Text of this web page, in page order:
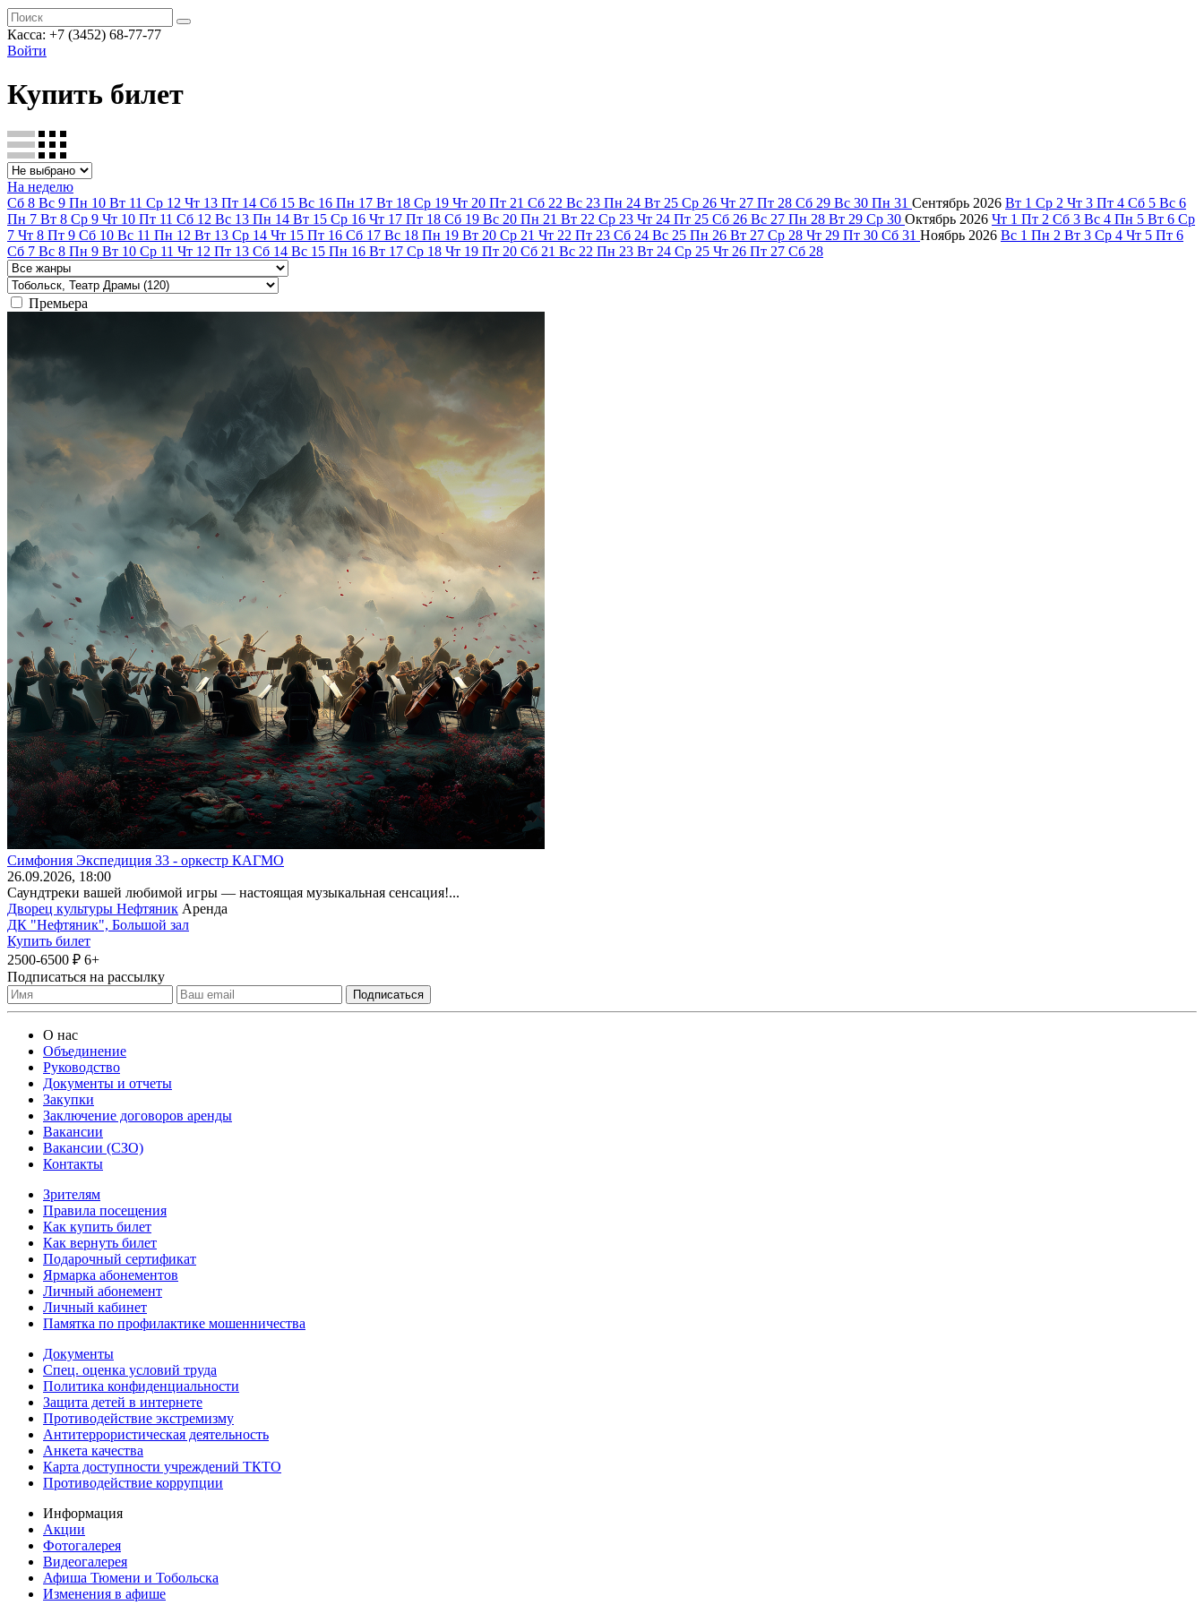
Касса: +7 (3452) 68-77-77
Войти
Купить билет
На неделю
Сб 8 Вс 9 Пн 10 Вт 11 Ср 12 Чт 13 Пт 14 Сб 15 Вс 16 Пн 17 Вт 18 Ср 19 Чт 20 Пт 21 Сб 22 Вс 23 Пн 24 Вт 25 Ср 26 Чт 27 Пт 28 Сб 29 Вс 30 Пн 31 Сентябрь 2026 Вт 1 Ср 2 Чт 3 Пт 4 Сб 5 Вс 6
Пн 7 Вт 8 Ср 9 Чт 10 Пт 11 Сб 12 Вс 13 Пн 14 Вт 15 Ср 16 Чт 17 Пт 18 Сб 19 Вс 20 Пн 21 Вт 22 Ср 23 Чт 24 Пт 25 Сб 26 Вс 27 Пн 28 Вт 29 Ср 30 Октябрь 2026 Чт 1 Пт 2 Сб 3 Вс 4 Пн 5 Вт 6 Ср
7 Чт 8 Пт 9 Сб 10 Вс 11 Пн 12 Вт 13 Ср 14 Чт 15 Пт 16 Сб 17 Вс 18 Пн 19 Вт 20 Ср 21 Чт 22 Пт 23 Сб 24 Вс 25 Пн 26 Вт 27 Ср 28 Чт 29 Пт 30 Сб 31 Ноябрь 2026 Вс 1 Пн 2 Вт 3 Ср 4 Чт 5 Пт 6
Сб 7 Вс 8 Пн 9 Вт 10 Ср 11 Чт 12 Пт 13 Сб 14 Вс 15 Пн 16 Вт 17 Ср 18 Чт 19 Пт 20 Сб 21 Вс 22 Пн 23 Вт 24 Ср 25 Чт 26 Пт 27 Сб 28
Премьера
Симфония Экспедиция 33 - оркестр КАГМО
26.09.2026, 18:00
Саундтреки вашей любимой игры — настоящая музыкальная сенсация!...
Дворец культуры Нефтяник Аренда
ДК "Нефтяник", Большой зал
Купить билет
2500-6500 ₽ 6+
Подписаться на рассылку
О нас
Объединение
Руководство
Документы и отчеты
Закупки
Заключение договоров аренды
Вакансии
Вакансии (СЗО)
Контакты
Зрителям
Правила посещения
Как купить билет
Как вернуть билет
Подарочный сертификат
Ярмарка абонементов
Личный абонемент
Личный кабинет
Памятка по профилактике мошенничества
Документы
Спец. оценка условий труда
Политика конфиденциальности
Защита детей в интернете
Противодействие экстремизму
Антитеррористическая деятельность
Анкета качества
Карта доступности учреждений ТКТО
Противодействие коррупции
Информация
Акции
Фотогалерея
Видеогалерея
Афиша Тюмени и Тобольска
Изменения в афише